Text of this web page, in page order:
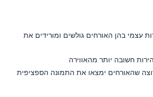
עצמי בהן האורחים גולשים ומורידים את
חשובה יותר מהאווירה
שהאורחים ימצאו את התמונה הספציפית